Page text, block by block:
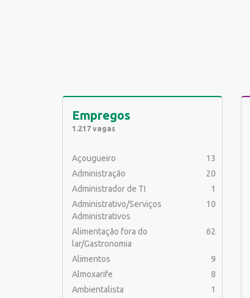
Empregos
1.217 vagas
Açougueiro
13
Administração
20
Administrador de TI
1
Administrativo/Serviços
Administrativos
10
Alimentação fora do
lar/Gastronomia
62
Alimentos
9
Almoxarife
8
Ambientalista
1